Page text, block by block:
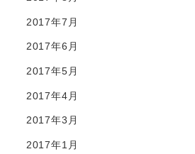
2017年7月
2017年6月
2017年5月
2017年4月
2017年3月
2017年1月